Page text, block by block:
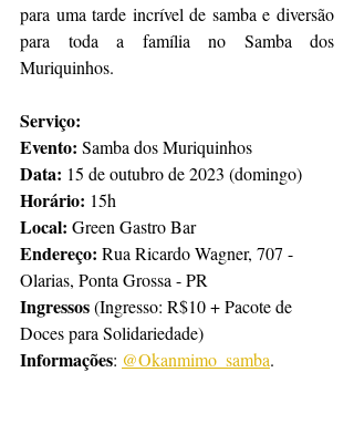
para uma tarde incrível de samba e diversão
para toda a família no Samba dos
Muriquinhos.
Serviço:
Evento: Samba dos Muriquinhos
Data: 15 de outubro de 2023 (domingo)
Horário: 15h
Local: Green Gastro Bar
Endereço: Rua Ricardo Wagner, 707 -
Olarias, Ponta Grossa - PR
Ingressos (Ingresso: R$10 + Pacote de
Doces para Solidariedade)
Informações: @Okanmimo_samba.